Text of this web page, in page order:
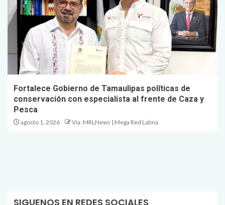
Fortalece Gobierno de Tamaulipas políticas de
conservación con especialista al frente de Caza y
Pesca
agosto 1, 2026 Vía: MRLNews | Mega Red Latina
SIGUENOS EN REDES SOCIALES